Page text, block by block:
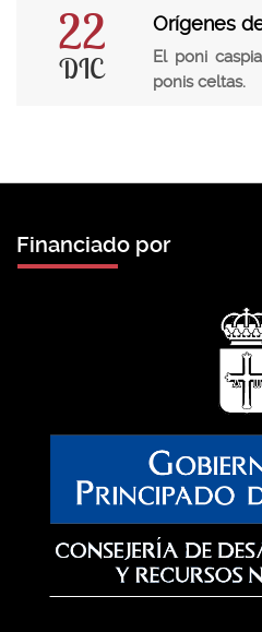
22
DIC
Orígenes
El poni
ponis celtas.
Financiado por